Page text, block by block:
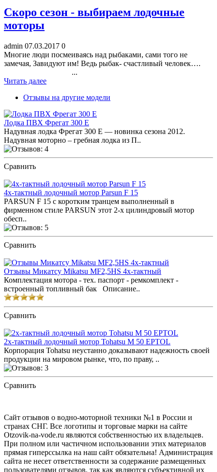
Скоро сезон - выбираем лодочные
моторы
admin 07.03.2017 0
Многие люди посмеиваясь над рыбаками, сами того не
замечая, Завидуют им! Ведь рыбак- счастливый человек….
...
Читать далее
Отзывы на другие модели
Лодка ПВХ Фрегат 300 Е
Надувная лодка Фрегат 300 Е — новинка сезона 2012.
Надувная моторно – гребная лодка из П..
Сравнить
4х-тактный лодочный мотор Parsun F 15
PARSUN F 15 с коротким транцем выполненный в
фирменном стиле PARSUN этот 2-х цилиндровый мотор
обесп..
Сравнить
Отзывы Микатсу Mikatsu MF2,5HS 4х-тактный
Комплектация мотора - тех. паспорт - ремкомплект -
встроенный топливный бак Описание..
Сравнить
2х-тактный лодочный мотор Tohatsu M 50 EPTOL
Корпорация Tohatsu неустанно доказывают надежность своей
продукции на мировом рынке, что, по праву, ..
Сравнить
Сайт отзывов о водно-моторной техники №1 в России и
странах СНГ. Все логотипы и торговые марки на сайте
Otzovik-na-vode.ru являются собственностью их владельцев.
При полном или частичном использовании этих материалов
прямая гиперссылка на наш сайт обязательна! Администрация
сайта не несет ответственности за содержание размещенных
пользователями отзывов, так как являются субъективной их